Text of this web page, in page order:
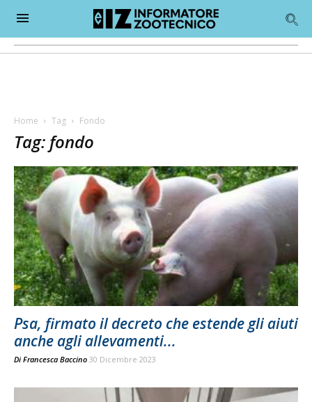
Home Tag Fondo
Tag: fondo
Psa, firmato il decreto che estende gli aiuti
anche agli allevamenti...
Di Francesca Baccino 30 Dicembre 2023